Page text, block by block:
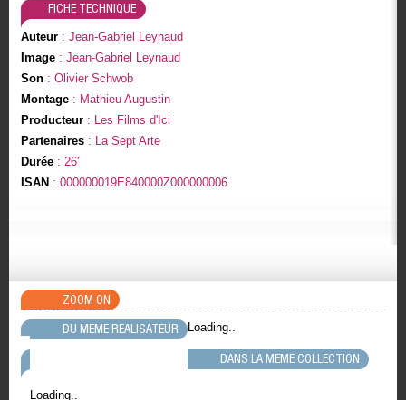
FICHE TECHNIQUE
Auteur: Jean-Gabriel Leynaud
Image: Jean-Gabriel Leynaud
Son: Olivier Schwob
Montage: Mathieu Augustin
Producteur: Les Films d'Ici
Partenaires: La Sept Arte
Durée: 26'
ISAN : 000000019E840000Z000000006
ZOOM ON
DU MEME REALISATEUR
Loading..
DANS LA MEME COLLECTION
Loading..